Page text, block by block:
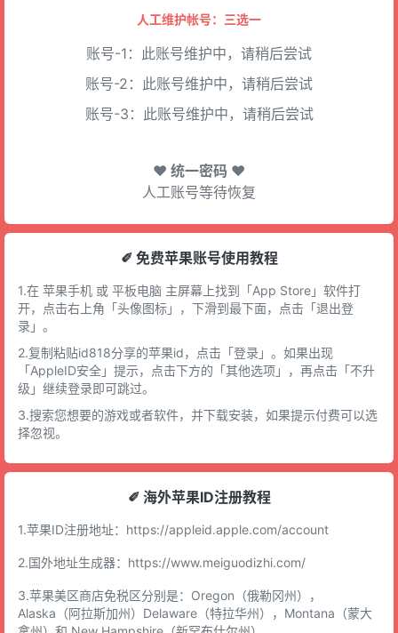
人工维护帐号：三选一
账号-1：此账号维护中，请稍后尝试
账号-2：此账号维护中，请稍后尝试
账号-3：此账号维护中，请稍后尝试
♥ 统一密码 ♥
人工账号等待恢复
✐ 免费苹果账号使用教程
1.在 苹果手机 或 平板电脑 主屏幕上找到「App Store」软件打
开，点击右上角「头像图标」，下滑到最下面，点击「退出登
录」。
2.复制粘贴id818分享的苹果id，点击「登录」。如果出现
「AppleID安全」提示，点击下方的「其他选项」，再点击「不升
级」继续登录即可跳过。
3.搜索您想要的游戏或者软件，并下载安装，如果提示付费可以选
择忽视。
✐ 海外苹果ID注册教程
1.苹果ID注册地址： https://appleid.apple.com/account
2.国外地址生成器： https://www.meiguodizhi.com/
3.苹果美区商店免税区分别是：Oregon（俄勒冈州），
Alaska（阿拉斯加州）Delaware（特拉华州），Montana（蒙大